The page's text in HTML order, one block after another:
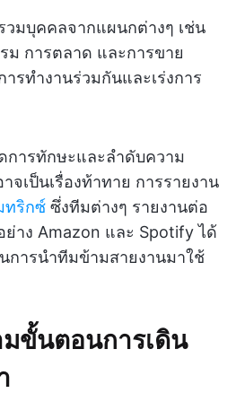
มบุคคลจากแผนกต่างๆ เช่น
ม การตลาด และการขาย
ารทำงานร่วมกันและเร่งการ
การทักษะและลำดับความ
เป็นเรื่องท้าทาย การรายงาน
ทริกซ์ ซึ่งทีมต่างๆ รายงานต่อ
าง Amazon และ Spotify ได้
การนำทีมข้ามสายงานมาใช้
มขั้นตอนการเดิน